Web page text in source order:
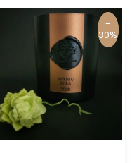
-
30%
-
30%